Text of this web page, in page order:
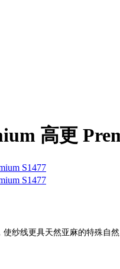
高更
使纱线更具天然亚麻的特殊自